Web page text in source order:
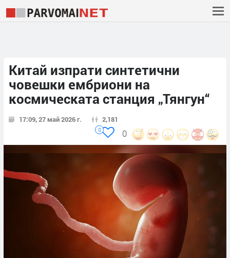
Китай изпрати синтетични
човешки ембриони на
космическата станция „Тянгун“
17:09, 27 май 2026 г. 2,181
0
0